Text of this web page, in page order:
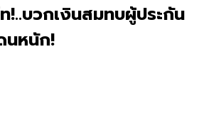
!..บวกเงินสมทบผู้ประกัน
นหนัก!